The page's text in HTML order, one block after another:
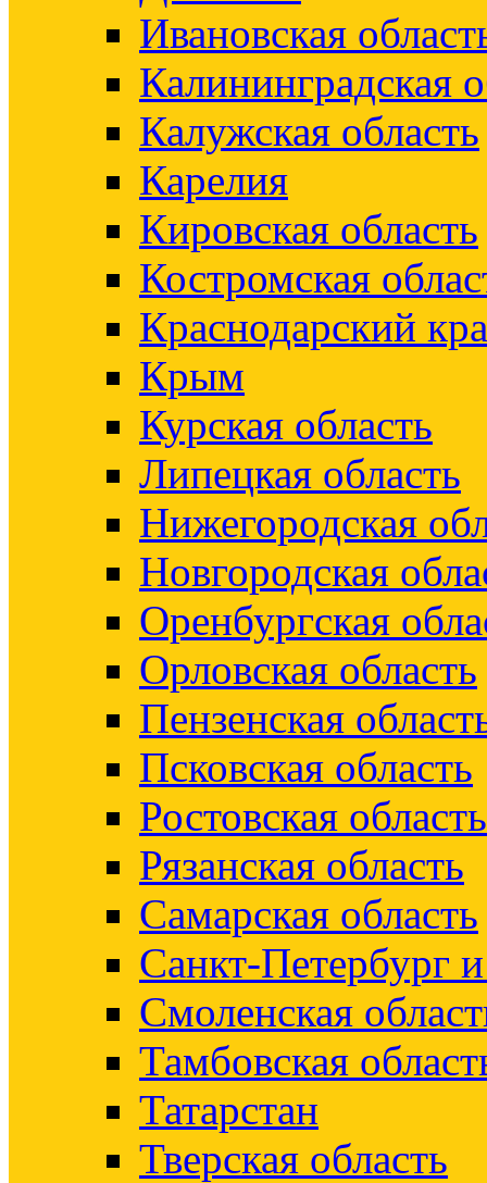
Ивановская
Калининградская
Калужская область
Карелия
Кировская область
Костромская
Краснодарский
Крым
Курская область
Липецкая область
Нижегородская
Новгородская
Оренбургская
Орловская область
Пензенская
Псковская область
Ростовская область
Рязанская область
Самарская область
Санкт-Петербург
Смоленская
Тамбовская
Татарстан
Тверская область